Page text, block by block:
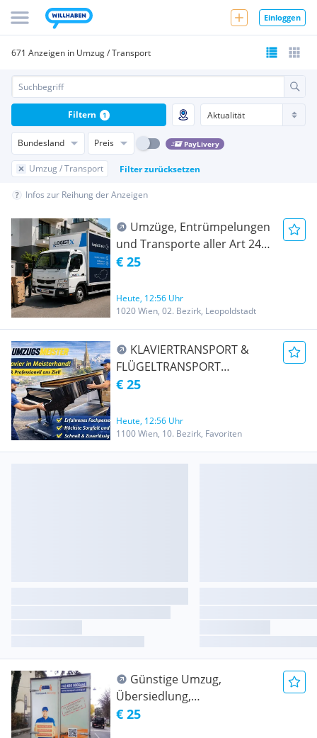
Einloggen
671 Anzeigen in Umzug / Transport
Bundesland Preis PayLivery
Umzug / Transport Filter zurücksetzen
Filtern 1
Infos zur Reihung der Anzeigen
Umzüge, Entrümpelungen
und Transporte aller Art 24/7
Erreichbar ! Ab 25 €/Std
€ 25
Heute, 12:56 Uhr
1020 Wien, 02. Bezirk, Leopoldstadt
KLAVIERTRANSPORT &
FLÜGELTRANSPORT
ÖSTERREICHWEIT UND
PROFESSIONELL &
ZUVERLÄSSIG
€ 25
Heute, 12:56 Uhr
1100 Wien, 10. Bezirk, Favoriten
Günstige Umzug,
Übersiedlung,
Möbeltransport,
€ 25